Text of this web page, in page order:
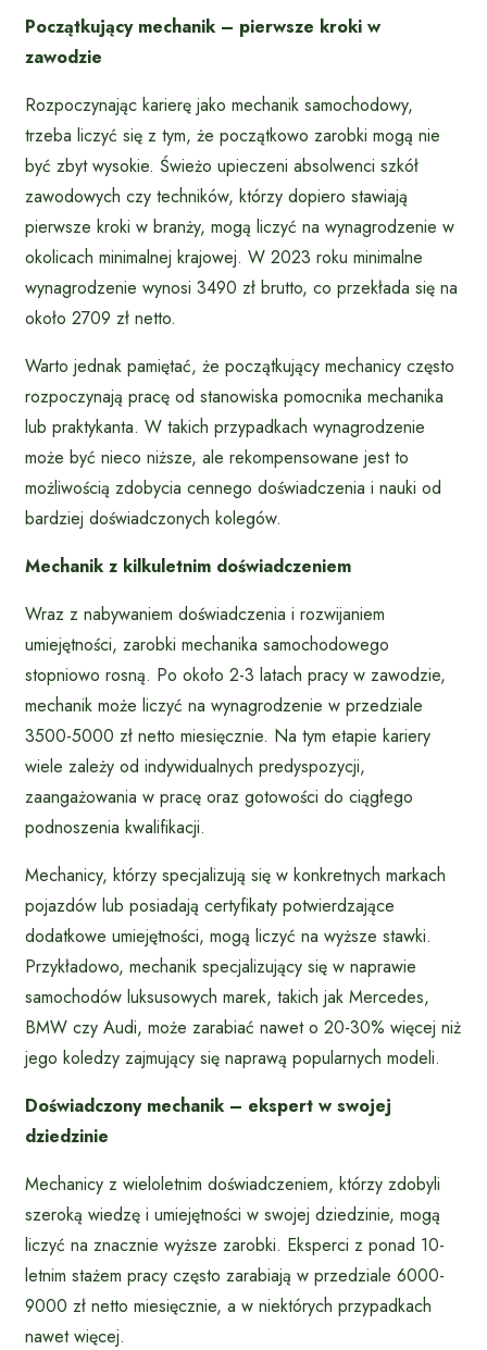
Początkujący mechanik – pierwsze kroki w
zawodzie
Rozpoczynając karierę jako mechanik samochodowy,
trzeba liczyć się z tym, że początkowo zarobki mogą nie
być zbyt wysokie. Świeżo upieczeni absolwenci szkół
zawodowych czy techników, którzy dopiero stawiają
pierwsze kroki w branży, mogą liczyć na wynagrodzenie w
okolicach minimalnej krajowej. W 2023 roku minimalne
wynagrodzenie wynosi 3490 zł brutto, co przekłada się na
około 2709 zł netto.
Warto jednak pamiętać, że początkujący mechanicy często
rozpoczynają pracę od stanowiska pomocnika mechanika
lub praktykanta. W takich przypadkach wynagrodzenie
może być nieco niższe, ale rekompensowane jest to
możliwością zdobycia cennego doświadczenia i nauki od
bardziej doświadczonych kolegów.
Mechanik z kilkuletnim doświadczeniem
Wraz z nabywaniem doświadczenia i rozwijaniem
umiejętności, zarobki mechanika samochodowego
stopniowo rosną. Po około 2-3 latach pracy w zawodzie,
mechanik może liczyć na wynagrodzenie w przedziale
3500-5000 zł netto miesięcznie. Na tym etapie kariery
wiele zależy od indywidualnych predyspozycji,
zaangażowania w pracę oraz gotowości do ciągłego
podnoszenia kwalifikacji.
Mechanicy, którzy specjalizują się w konkretnych markach
pojazdów lub posiadają certyfikaty potwierdzające
dodatkowe umiejętności, mogą liczyć na wyższe stawki.
Przykładowo, mechanik specjalizujący się w naprawie
samochodów luksusowych marek, takich jak Mercedes,
BMW czy Audi, może zarabiać nawet o 20-30% więcej niż
jego koledzy zajmujący się naprawą popularnych modeli.
Doświadczony mechanik – ekspert w swojej
dziedzinie
Mechanicy z wieloletnim doświadczeniem, którzy zdobyli
szeroką wiedzę i umiejętności w swojej dziedzinie, mogą
liczyć na znacznie wyższe zarobki. Eksperci z ponad 10-
letnim stażem pracy często zarabiają w przedziale 6000-
9000 zł netto miesięcznie, a w niektórych przypadkach
nawet więcej.